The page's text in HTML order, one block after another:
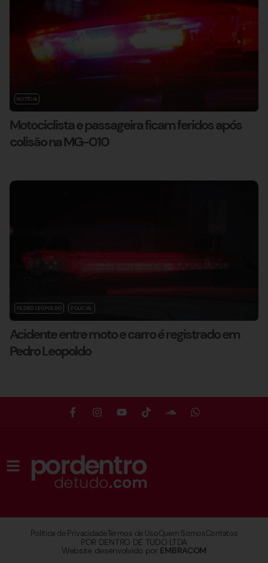
NOTÍCIA
Motociclista e passageira ficam feridos após
colisão na MG-010
PEDRO LEOPOLDO POLICIAL
Acidente entre moto e carro é registrado em
Pedro Leopoldo
Política de PrivacidadeTermos de UsoQuem SomosContatos
POR DENTRO DE TUDO LTDA
Website desenvolvido por EMBRACOM